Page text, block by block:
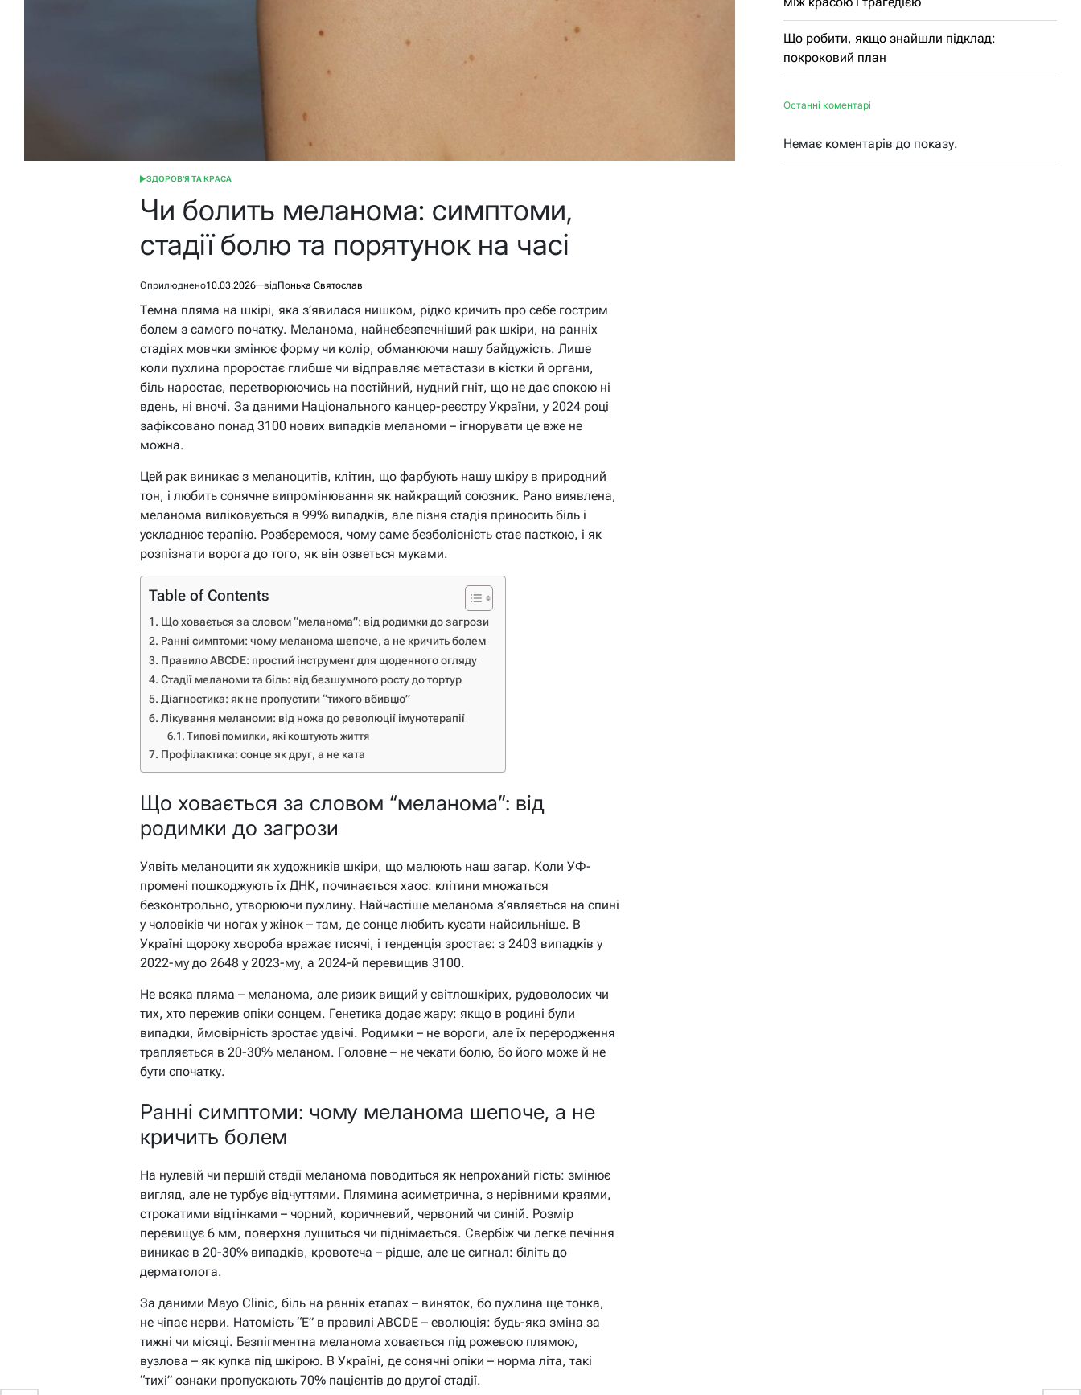
ОПУБЛІКУВАТИ
ЗДОРОВ'Я ТА КРАСА
Чи болить меланома: симптоми,
стадії болю та порятунок на часі
Оприлюднено10.03.2026 відПонька Святослав
Темна пляма на шкірі, яка з’явилася нишком, рідко кричить про себе гострим
болем з самого початку. Меланома, найнебезпечніший рак шкіри, на ранніх
стадіях мовчки змінює форму чи колір, обманюючи нашу байдужість. Лише
коли пухлина проростає глибше чи відправляє метастази в кістки й органи,
біль наростає, перетворюючись на постійний, нудний гніт, що не дає спокою ні
вдень, ні вночі. За даними Національного канцер-реєстру України, у 2024 році
зафіксовано понад 3100 нових випадків меланоми – ігнорувати це вже не
можна.
Цей рак виникає з меланоцитів, клітин, що фарбують нашу шкіру в природний
тон, і любить сонячне випромінювання як найкращий союзник. Рано виявлена,
меланома виліковується в 99% випадків, але пізня стадія приносить біль і
ускладнює терапію. Розберемося, чому саме безболісність стає пасткою, і як
розпізнати ворога до того, як він озветься муками.
Table of Contents
Що ховається за словом “меланома”: від родимки до загрози
Ранні симптоми: чому меланома шепоче, а не кричить болем
Правило ABCDE: простий інструмент для щоденного огляду
Стадії меланоми та біль: від безшумного росту до тортур
Діагностика: як не пропустити “тихого вбивцю”
Лікування меланоми: від ножа до революції імунотерапії
Типові помилки, які коштують життя
Профілактика: сонце як друг, а не ката
Що ховається за словом “меланома”: від
родимки до загрози
Уявіть меланоцити як художників шкіри, що малюють наш загар. Коли УФ-
промені пошкоджують їх ДНК, починається хаос: клітини множаться
безконтрольно, утворюючи пухлину. Найчастіше меланома з’являється на спині
у чоловіків чи ногах у жінок – там, де сонце любить кусати найсильніше. В
Україні щороку хвороба вражає тисячі, і тенденція зростає: з 2403 випадків у
2022-му до 2648 у 2023-му, а 2024-й перевищив 3100.
Не всяка пляма – меланома, але ризик вищий у світлошкірих, рудоволосих чи
тих, хто пережив опіки сонцем. Генетика додає жару: якщо в родині були
випадки, ймовірність зростає удвічі. Родимки – не вороги, але їх переродження
трапляється в 20-30% меланом. Головне – не чекати болю, бо його може й не
бути спочатку.
Ранні симптоми: чому меланома шепоче, а не
кричить болем
На нулевій чи першій стадії меланома поводиться як непроханий гість: змінює
вигляд, але не турбує відчуттями. Плямина асиметрична, з нерівними краями,
строкатими відтінками – чорний, коричневий, червоний чи синій. Розмір
перевищує 6 мм, поверхня лущиться чи піднімається. Свербіж чи легке печіння
виникає в 20-30% випадків, кровотеча – рідше, але це сигнал: біліть до
дерматолога.
За даними Mayo Clinic, біль на ранніх етапах – виняток, бо пухлина ще тонка,
не чіпає нерви. Натомість “E” в правилі ABCDE – еволюція: будь-яка зміна за
тижні чи місяці. Безпігментна меланома ховається під рожевою плямою,
вузлова – як купка під шкірою. В Україні, де сонячні опіки – норма літа, такі
“тихі” ознаки пропускають 70% пацієнтів до другої стадії.
Що робити, якщо знайшли підклад:
покроковий план
Останні коментарі
Немає коментарів до показу.